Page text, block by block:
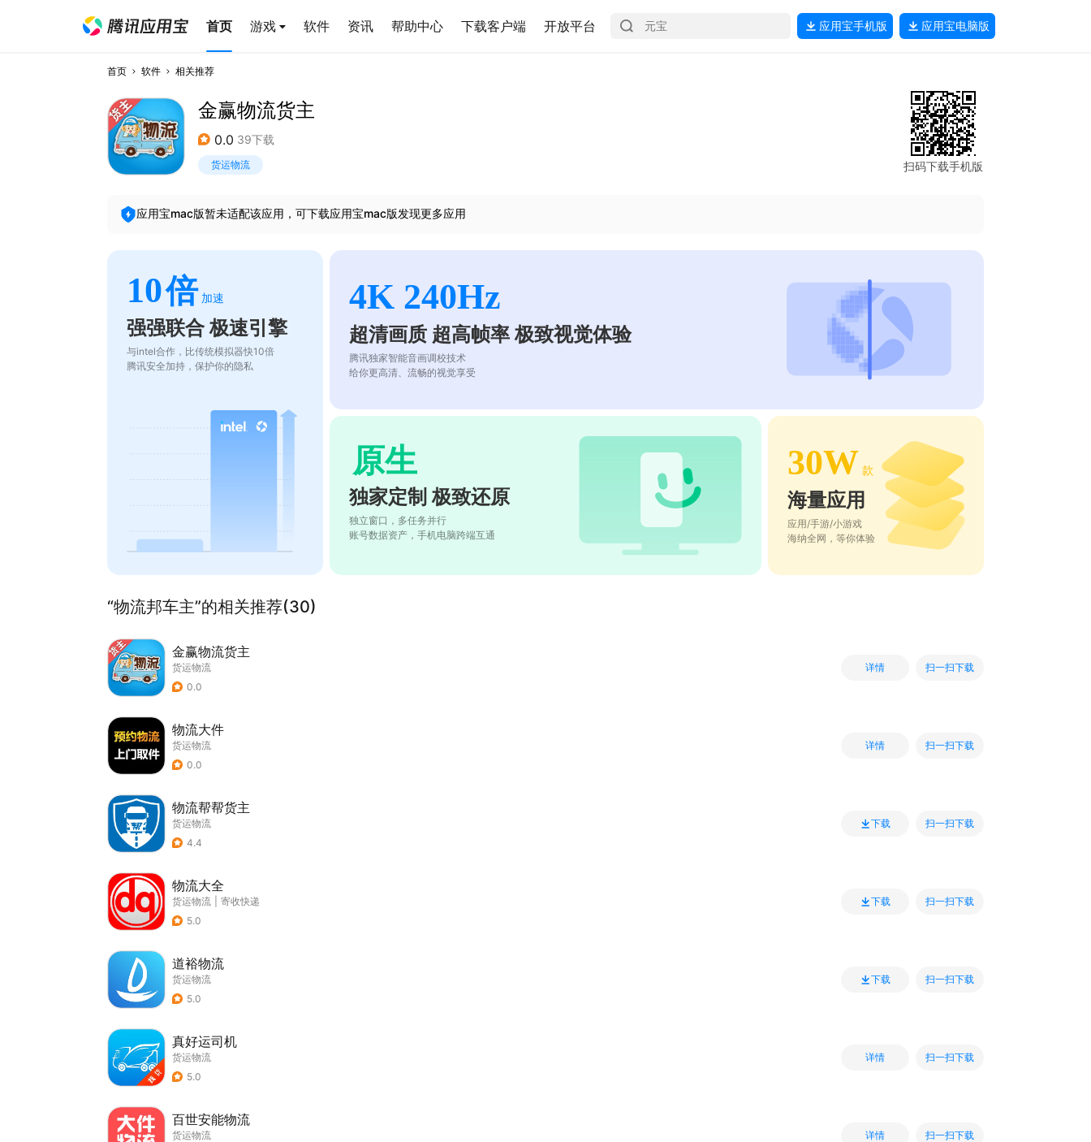
首页 游戏 软件 资讯 帮助中心 下载客户端 开放平台 应用宝手机版 应用宝电脑版
首页 软件 相关推荐
金赢物流货主
0.0 39下载
货运物流 扫码下载手机版
应用宝mac版暂未适配该应用，可下载应用宝mac版发现更多应用
10倍 加速
强强联合 极速引擎
与intel合作，比传统模拟器快10倍
腾讯安全加持，保护你的隐私
4K 240Hz
超清画质 超高帧率 极致视觉体验
腾讯独家智能音画调校技术
给你更高清、流畅的视觉享受
原生
独家定制 极致还原
独立窗口，多任务并行
账号数据资产，手机电脑跨端互通
30W 款
海量应用
应用/手游/小游戏
海纳全网，等你体验
“物流邦车主”的相关推荐(30)
金赢物流货主
货运物流
0.0
详情 扫一扫下载
物流大件
货运物流
0.0
详情 扫一扫下载
物流帮帮货主
货运物流
4.4
下载 扫一扫下载
物流大全
货运物流
寄收快递
5.0
下载 扫一扫下载
道裕物流
货运物流
5.0
下载 扫一扫下载
真好运司机
货运物流
5.0
详情 扫一扫下载
百世安能物流
货运物流
详情 扫一扫下载